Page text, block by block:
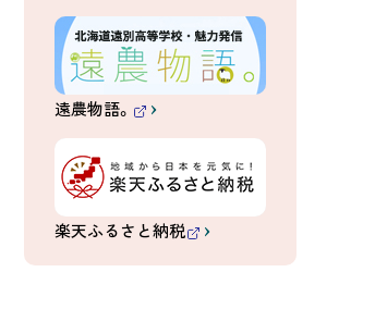
外
部
サ
イ
ト
）
遠農物語。
外
部
サ
イ
）
楽天ふるさと納税
外